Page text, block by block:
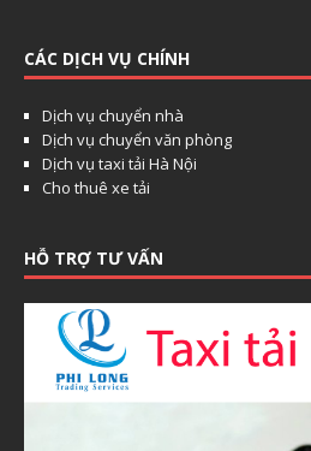
CÁC DỊCH VỤ CHÍNH
Dịch vụ chuyển nhà
Dịch vụ chuyển văn phòng
Dịch vụ taxi tải Hà Nội
Cho thuê xe tải
HỖ TRỢ TƯ VẤN